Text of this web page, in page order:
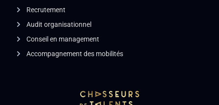
Recrutement
Audit organisationnel
Conseil en management
Accompagnement des mobilités